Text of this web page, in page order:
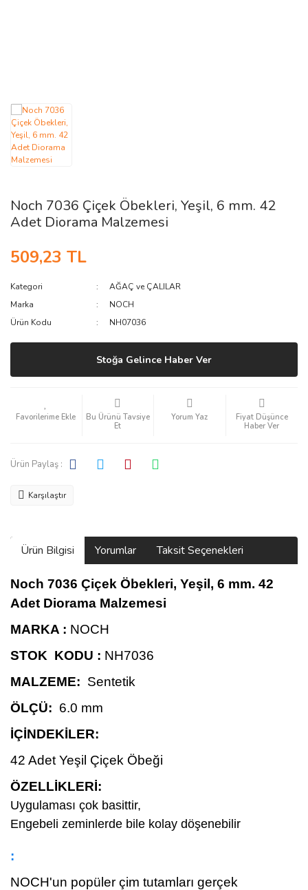
Noch 7036 Çiçek Öbekleri, Yeşil, 6 mm. 42
Adet Diorama Malzemesi
509,23 TL
Kategori
AĞAÇ ve ÇALILAR
Marka
NOCH
Ürün Kodu
NH07036
Stoğa Gelince Haber Ver
Bu Ürünü Tavsiye
Et
Yorum Yaz
Fiyat Düşünce
Haber Ver
Ürün Paylaş :
Karşılaştır
Ürün Bilgisi Yorumlar Taksit Seçenekleri
Noch 7036 Çiçek Öbekleri, Yeşil, 6 mm. 42
Adet Diorama Malzemesi
MARKA : NOCH
STOK KODU : NH7036
MALZEME: Sentetik
ÖLÇÜ: 6.0 mm
İÇİNDEKİLER:
42 Adet Yeşil Çiçek Öbeği
ÖZELLİKLERİ:
Uygulaması çok basittir,
Engebeli zeminlerde bile kolay döşenebilir
:
NOCH'un popüler çim tutamları gerçek
TEKNİK KİTAP ve KATALOGLAR